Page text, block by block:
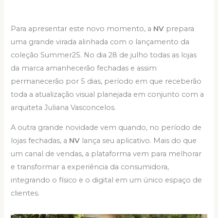
Para apresentar este novo momento, a NV prepara
uma grande virada alinhada com o lançamento da
coleção Summer25. No dia 28 de julho todas as lojas
da marca amanhecerão fechadas e assim
permanecerão por 5 dias, período em que receberão
toda a atualização visual planejada em conjunto com a
arquiteta Juliana Vasconcelos.
A outra grande novidade vem quando, no período de
lojas fechadas, a NV lança seu aplicativo. Mais do que
um canal de vendas, a plataforma vem para melhorar
e transformar a experiência da consumidora,
integrando o físico e o digital em um único espaço de
clientes.